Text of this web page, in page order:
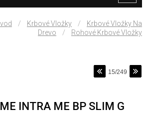
/ Krbové Vložky /
Krbové Vložky Na
Drevo
/ Rohové Krbové Vložky
15/249
INTRA ME BP SLIM G